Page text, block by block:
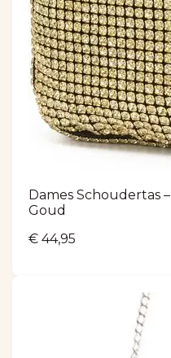
Dames Schoudertas –
Goud
€ 44,95